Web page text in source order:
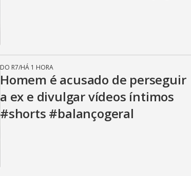
DO R7/HÁ 1 HORA
Homem é acusado de perseguir
a ex e divulgar vídeos íntimos
#shorts #balançogeral